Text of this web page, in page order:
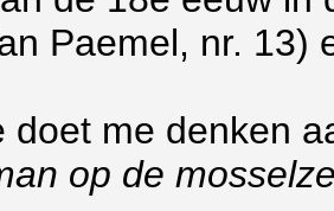
Paemel, nr. 13)
doet me denken
op de